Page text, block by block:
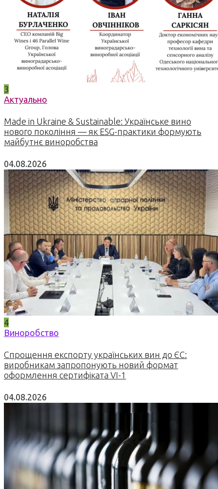
3
Актуально
Made in Ukraine & Sustainable: Українське вино
нового покоління — як ESG-практики формують
майбутнє виноробства
04.08.2026
4
Виноробство
Спрощення експорту українських вин до ЄС:
виробникам запропонують новий формат
оформлення сертифіката VI-1
04.08.2026